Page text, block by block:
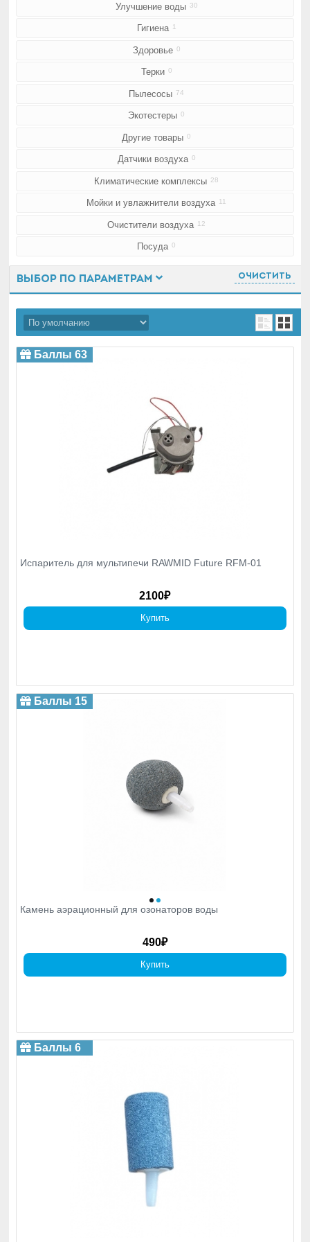
Улучшение воды 30
Гигиена 1
Здоровье 0
Терки 0
Пылесосы 74
Экотестеры 0
Другие товары 0
Датчики воздуха 0
Климатические комплексы 28
Мойки и увлажнители воздуха 11
Очистители воздуха 12
Посуда 0
Выбор по параметрам Очистить
Испаритель для мультипечи RAWMID Future RFM-01
2100₽
Баллы 63
Купить
Камень аэрационный для озонаторов воды
490₽
Баллы 15
Купить
Баллы 6